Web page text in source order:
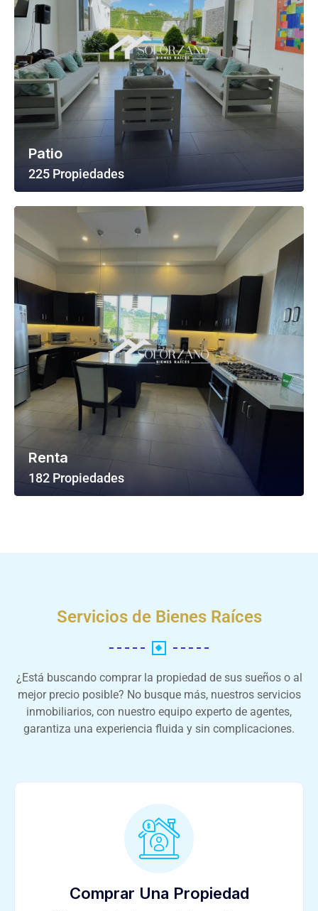
Patio
225 Propiedades
Ver Todas Las Propiedades
Renta
182 Propiedades
Servicios de Bienes Raíces
¿Está buscando comprar la propiedad de sus sueños o al
mejor precio posible? No busque más, nuestros servicios
inmobiliarios, con nuestro equipo experto de agentes,
garantiza una experiencia fluida y sin complicaciones.
Comprar Una Propiedad